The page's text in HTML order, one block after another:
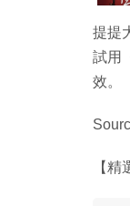
提提
試用
效。
【精